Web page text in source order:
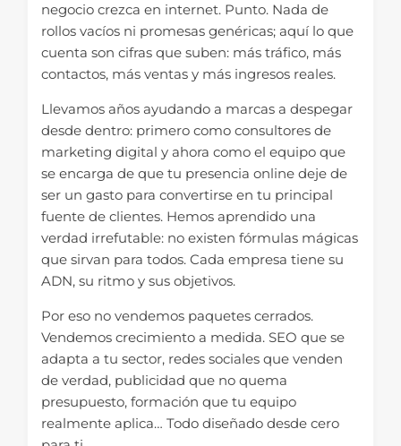
negocio crezca en internet. Punto. Nada de
rollos vacíos ni promesas genéricas; aquí lo que
cuenta son cifras que suben: más tráfico, más
contactos, más ventas y más ingresos reales.
Llevamos años ayudando a marcas a despegar
desde dentro: primero como consultores de
marketing digital y ahora como el equipo que
se encarga de que tu presencia online deje de
ser un gasto para convertirse en tu principal
fuente de clientes. Hemos aprendido una
verdad irrefutable: no existen fórmulas mágicas
que sirvan para todos. Cada empresa tiene su
ADN, su ritmo y sus objetivos.
Por eso no vendemos paquetes cerrados.
Vendemos crecimiento a medida. SEO que se
adapta a tu sector, redes sociales que venden
de verdad, publicidad que no quema
presupuesto, formación que tu equipo
realmente aplica… Todo diseñado desde cero